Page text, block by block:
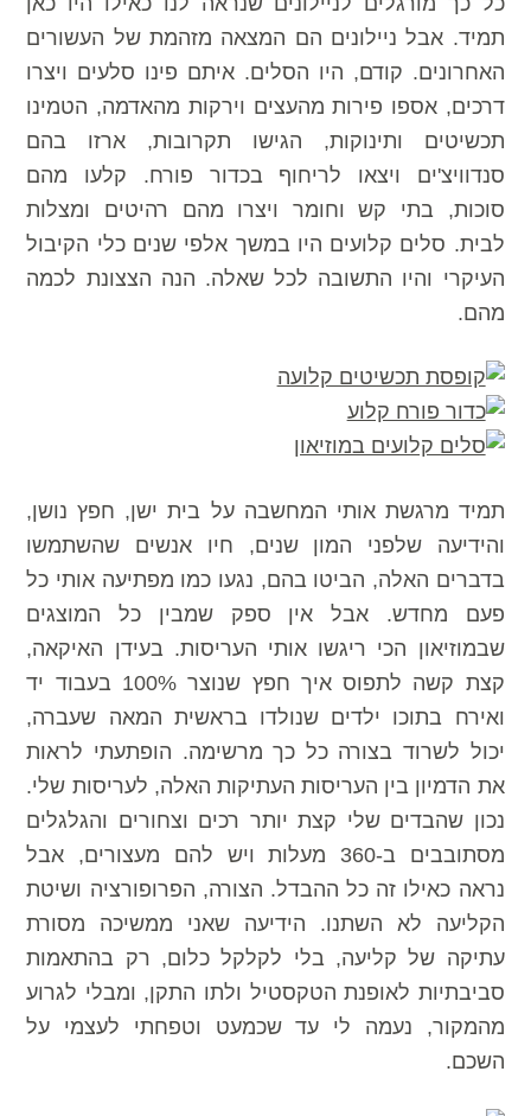
תמיד. אבל ניילונים הם המצאה מזהמת של העשורים
האחרונים. קודם, היו הסלים. איתם פינו סלעים ויצרו
דרכים, אספו פירות מהעצים וירקות מהאדמה, הטמינו
תכשיטים ותינוקות, הגישו תקרובות, ארזו בהם
סנדוויצ'ים ויצאו לריחוף בכדור פורח. קלעו מהם
סוכות, בתי קש וחומר ויצרו מהם רהיטים ומצלות
לבית. סלים קלועים היו במשך אלפי שנים כלי הקיבול
העיקרי והיו התשובה לכל שאלה. הנה הצצונת לכמה
מהם.
תמיד מרגשת אותי המחשבה על בית ישן, חפץ נושן,
והידיעה שלפני המון שנים, חיו אנשים שהשתמשו
בדברים האלה, הביטו בהם, נגעו כמו מפתיעה אותי כל
פעם מחדש. אבל אין ספק שמבין כל המוצגים
שבמוזיאון הכי ריגשו אותי העריסות. בעידן האיקאה,
קצת קשה לתפוס איך חפץ שנוצר 100% בעבוד יד
ואירח בתוכו ילדים שנולדו בראשית המאה שעברה,
יכול לשרוד בצורה כל כך מרשימה. הופתעתי לראות
את הדמיון בין העריסות העתיקות האלה, לעריסות שלי.
נכון שהבדים שלי קצת יותר רכים וצחורים והגלגלים
מסתובבים ב-360 מעלות ויש להם מעצורים, אבל
נראה כאילו זה כל ההבדל. הצורה, הפרופורציה ושיטת
הקליעה לא השתנו. הידיעה שאני ממשיכה מסורת
עתיקה של קליעה, בלי לקלקל כלום, רק בהתאמות
סביבתיות לאופנת הטקסטיל ולתו התקן, ומבלי לגרוע
מהמקור, נעמה לי עד שכמעט וטפחתי לעצמי על
השכם.